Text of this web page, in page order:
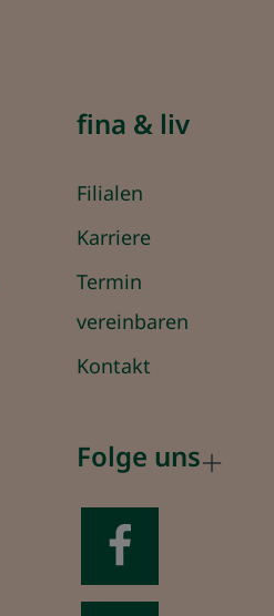
fina & liv
Filialen
Karriere
Termin
vereinbaren
Kontakt
Folge uns